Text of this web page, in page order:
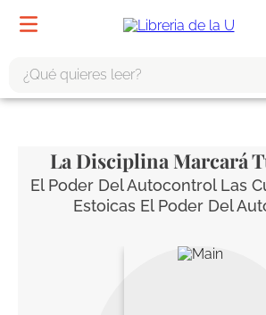
La Disciplina Marcará
El Poder Del Autocontrol Las
Estoicas El Poder Del
2
tote bag -
harry potter